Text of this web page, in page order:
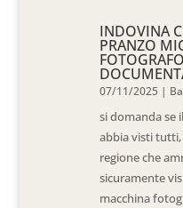
INDOVINA
PRANZO
FOTOGRAFO
07/11/2025 |
si domanda se
abbia visti tutti,
regione che
sicuramente
macchina